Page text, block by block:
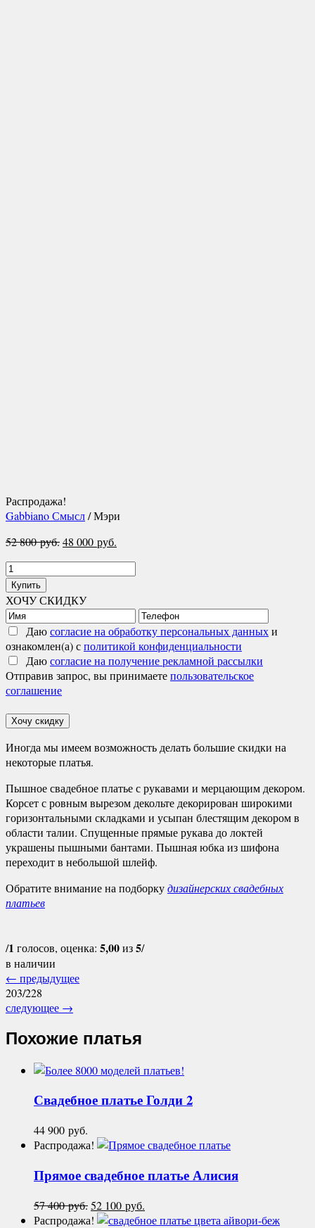
Распродажа!
Gabbiano Смысл/ Мэри
52 800руб.Первоначальная
800 руб..
48 000 руб.
Количество
товара
Мэри
Купить
ХОЧУ СКИДКУ
Даюсогласие на обработку персональных данныхи
ознакомлен(а) сполитикой конфиденциальности
Даюсогласие на получение рекламной рассылки
Отправив запрос, вы принимаетепользовательское
соглашение
Хочу скидку
Иногда мы имеем возможность делать большие скидки на
некоторые платья.
Пышное свадебное платье с рукавами и мерцающим декором.
Корсет с ровным вырезом декольте декорирован широкими
горизонтальными складками и усыпан блестящим декором в
области талии. Спущенные прямые рукава до локтей
украшены пышными бантами. Пышная юбка из шифона
переходит в небольшой шлейф.
Обратите внимание на подборкудизайнерских свадебных
платьев
/1 голосов, оценка: 5,00из5/
в наличии
← предыдущее
203/228
следующее →
Похожие платья
Свадебное платьеГолди 2
44 900 руб.
Распродажа!
Прямое свадебное платьеАлисия
57 400руб.Первоначальная
цена
52 100 руб.
цена:
Распродажа!